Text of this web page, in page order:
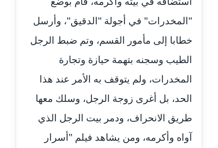
مدونة دعاء الشاهد
عاملة
مدونة دينا عاصم
عاملة
مدونة دينا منير
عاملة
مدونة راقية الدويك
"المخدرات" في أجولة "الدقيق"، وأرسل
خطابا إلى مأمور القسم، وتم ضبط الرجل
الطيب وسجنه بتهمة حيازة وتجارة
المخدرات، ولم يتوقف به الأمر عند هذا
الحد، بل أغرى زوجة الرجل، وسلك معها
طريق الانحراف، ودمر بيت الرجل الذي
آواه وأكرمه، ومن يشاهد فيلم "أسرار